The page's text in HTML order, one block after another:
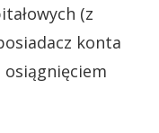
(z
konta
osiągnięciem